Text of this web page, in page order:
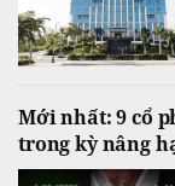
Mới nhất: 9 cổ
trong kỳ nâng